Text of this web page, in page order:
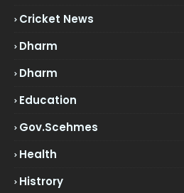
Cricket News
Dharm
Dharm
Education
Gov.scehmes
Health
Histrory